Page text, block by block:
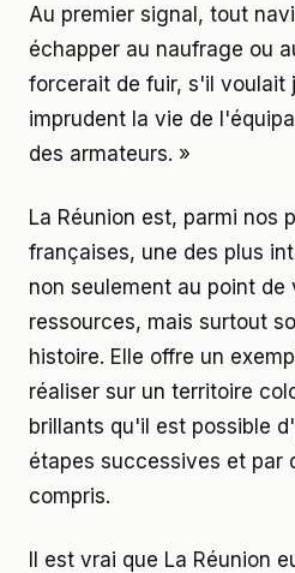
Au premier signal, tout
échapper au naufrage ou
forcerait de fuir, s'il voulait
imprudent la vie de
des armateurs. »
La Réunion est, parmi nos
françaises, une des plus
non seulement au point de
ressources, mais surtout
histoire. Elle offre un
réaliser sur un territoire
brillants qu'il est possible
étapes successives et par
compris.
Il est vrai que La Réunion